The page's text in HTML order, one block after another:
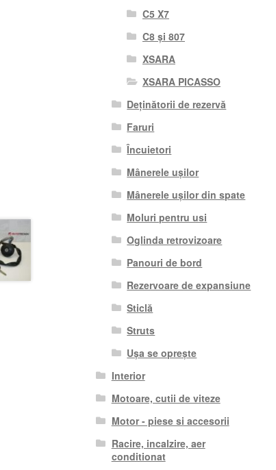
C5 X7
C8 și 807
XSARA
XSARA PICASSO
Deținătorii de rezervă
Faruri
Încuietori
Mânerele ușilor
Mânerele ușilor din spate
Moluri pentru usi
Oglinda retrovizoare
Panouri de bord
Rezervoare de expansiune
Sticlă
Struts
Ușa se oprește
Interior
Motoare, cutii de viteze
Motor - piese si accesorii
Racire, incalzire, aer
conditionat